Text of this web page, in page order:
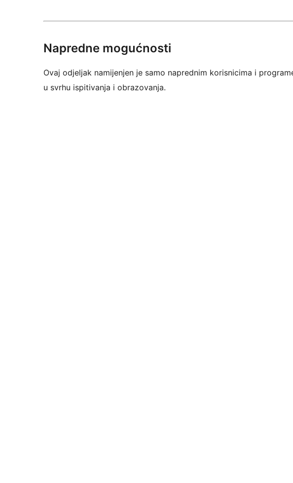
Napredne mogućnosti
Ovaj odjeljak namijenjen je samo naprednim korisnicima i
u svrhu ispitivanja i obrazovanja.